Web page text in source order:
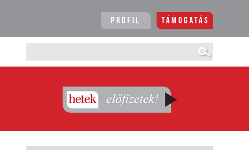
Profil Támogatás